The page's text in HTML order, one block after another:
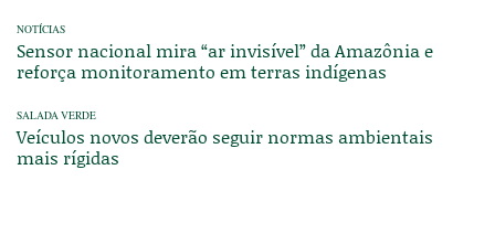
NOTÍCIAS
Sensor nacional mira “ar invisível” da Amazônia e
reforça monitoramento em terras indígenas
SALADA VERDE
Veículos novos deverão seguir normas ambientais
mais rígidas